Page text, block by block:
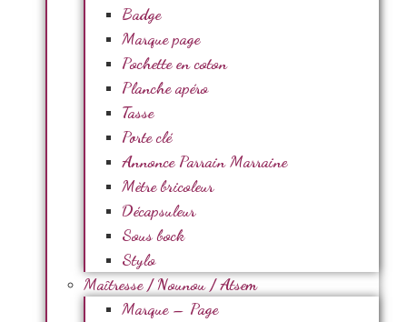
Badge
Marque page
Pochette en coton
Planche apéro
Tasse
Porte clé
Annonce Parrain Marraine
Mètre bricoleur
Décapsuleur
Sous bock
Stylo
Maîtresse / Nounou / Atsem
Marque – Page